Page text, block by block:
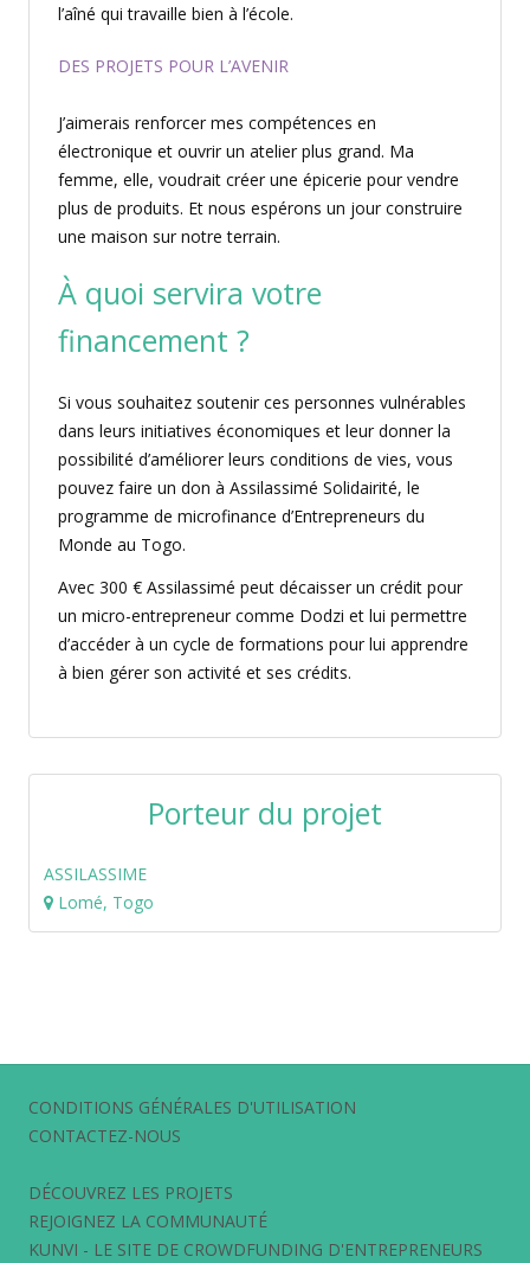
l’aîné qui travaille bien à l’école.
DES PROJETS POUR L’AVENIR
J’aimerais renforcer mes compétences en
électronique et ouvrir un atelier plus grand. Ma
femme, elle, voudrait créer une épicerie pour vendre
plus de produits. Et nous espérons un jour construire
une maison sur notre terrain.
À quoi servira votre
financement ?
Si vous souhaitez soutenir ces personnes vulnérables
dans leurs initiatives économiques et leur donner la
possibilité d’améliorer leurs conditions de vies, vous
pouvez faire un don à Assilassimé Solidairité, le
programme de microfinance d’Entrepreneurs du
Monde au Togo.
Avec 300 € Assilassimé peut décaisser un crédit pour
un micro-entrepreneur comme Dodzi et lui permettre
d’accéder à un cycle de formations pour lui apprendre
à bien gérer son activité et ses crédits.
Porteur du projet
ASSILASSIME
Lomé, Togo
CONDITIONS GÉNÉRALES D'UTILISATION
CONTACTEZ-NOUS
DÉCOUVREZ LES PROJETS
REJOIGNEZ LA COMMUNAUTÉ
KUNVI - LE SITE DE CROWDFUNDING D'ENTREPRENEURS